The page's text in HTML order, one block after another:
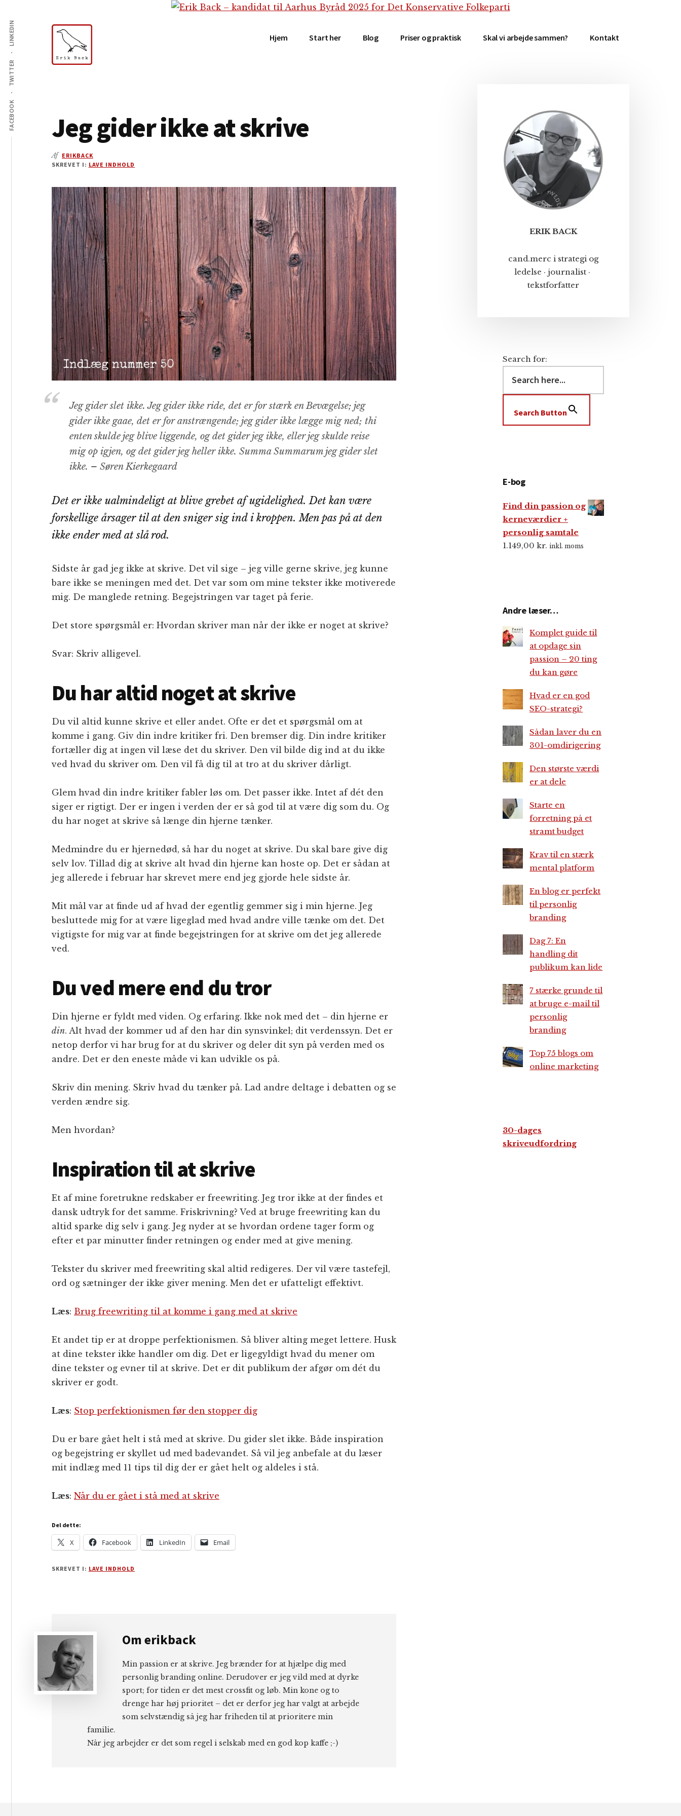
indhold
primær
sidebar
footer
menu
FACEBOOK
TWITTER
LINKEDIN
blog,
e-
sociale
Hjem Start her Blog Priser og praktisk Skal vi arbejde sammen? Kontakt
Jeg gider ikke at skrive
Af ERIKBACK
SKREVET I: LAVE INDHOLD
Jeg gider slet ikke. Jeg gider ikke ride, det er for stærk en Bevægelse; jeg
gider ikke gaae, det er for anstrængende; jeg gider ikke lægge mig ned; thi
enten skulde jeg blive liggende, og det gider jeg ikke, eller jeg skulde reise
mig op igjen, og det gider jeg heller ikke. Summa Summarum jeg gider slet
ikke. – Søren Kierkegaard
Det er ikke ualmindeligt at blive grebet af ugidelighed. Det kan være
forskellige årsager til at den sniger sig ind i kroppen. Men pas på at den
ikke ender med at slå rod.
Sidste år gad jeg ikke at skrive. Det vil sige – jeg ville gerne skrive, jeg kunne
bare ikke se meningen med det. Det var som om mine tekster ikke motiverede
mig. De manglede retning. Begejstringen var taget på ferie.
Det store spørgsmål er: Hvordan skriver man når der ikke er noget at skrive?
Svar: Skriv alligevel.
Du har altid noget at skrive
Du vil altid kunne skrive et eller andet. Ofte er det et spørgsmål om at
komme i gang. Giv din indre kritiker fri. Den bremser dig. Din indre kritiker
fortæller dig at ingen vil læse det du skriver. Den vil bilde dig ind at du ikke
ved hvad du skriver om. Den vil få dig til at tro at du skriver dårligt.
Glem hvad din indre kritiker fabler løs om. Det passer ikke. Intet af dét den
siger er rigtigt. Der er ingen i verden der er så god til at være dig som du. Og
du har noget at skrive så længe din hjerne tænker.
Medmindre du er hjernedød, så har du noget at skrive. Du skal bare give dig
selv lov. Tillad dig at skrive alt hvad din hjerne kan hoste op. Det er sådan at
jeg allerede i februar har skrevet mere end jeg gjorde hele sidste år.
Mit mål var at finde ud af hvad der egentlig gemmer sig i min hjerne. Jeg
besluttede mig for at være ligeglad med hvad andre ville tænke om det. Det
vigtigste for mig var at finde begejstringen for at skrive om det jeg allerede
ved.
Du ved mere end du tror
Din hjerne er fyldt med viden. Og erfaring. Ikke nok med det – din hjerne er
din. Alt hvad der kommer ud af den har din synsvinkel; dit verdenssyn. Det er
netop derfor vi har brug for at du skriver og deler dit syn på verden med os
andre. Det er den eneste måde vi kan udvikle os på.
Skriv din mening. Skriv hvad du tænker på. Lad andre deltage i debatten og se
verden ændre sig.
Men hvordan?
Inspiration til at skrive
Et af mine foretrukne redskaber er freewriting. Jeg tror ikke at der findes et
dansk udtryk for det samme. Friskrivning? Ved at bruge freewriting kan du
altid sparke dig selv i gang. Jeg nyder at se hvordan ordene tager form og
efter et par minutter finder retningen og ender med at give mening.
Tekster du skriver med freewriting skal altid redigeres. Der vil være tastefejl,
ord og sætninger der ikke giver mening. Men det er ufatteligt effektivt.
Læs: Brug freewriting til at komme i gang med at skrive
Et andet tip er at droppe perfektionismen. Så bliver alting meget lettere. Husk
at dine tekster ikke handler om dig. Det er ligegyldigt hvad du mener om
dine tekster og evner til at skrive. Det er dit publikum der afgør om dét du
skriver er godt.
Læs: Stop perfektionismen før den stopper dig
Du er bare gået helt i stå med at skrive. Du gider slet ikke. Både inspiration
og begejstring er skyllet ud med badevandet. Så vil jeg anbefale at du læser
mit indlæg med 11 tips til dig der er gået helt og aldeles i stå.
Læs: Når du er gået i stå med at skrive
Del dette:
X Facebook LinkedIn Email
SKREVET I: LAVE INDHOLD
Om erikback
Min passion er at skrive. Jeg brænder for at hjælpe dig med
personlig branding online. Derudover er jeg vild med at dyrke
sport; for tiden er det mest crossfit og løb. Min kone og to
drenge har høj prioritet – det er derfor jeg har valgt at arbejde
som selvstændig så jeg har friheden til at prioritere min
familie.
Når jeg arbejder er det som regel i selskab med en god kop kaffe ;-)
Primær
Sidebar
ERIK BACK
cand.merc i strategi og
ledelse · journalist ·
tekstforfatter
Search for:
Search Button
E-bog
Find din passion og
kerneværdier +
personlig samtale
1.149,00 kr. inkl. moms
Andre læser…
Komplet guide til
at opdage sin
passion – 20 ting
du kan gøre
Hvad er en god
SEO-strategi?
Sådan laver du en
301-omdirigering
Den største værdi
er at dele
Starte en
forretning på et
stramt budget
Krav til en stærk
mental platform
En blog er perfekt
til personlig
branding
Dag 7: En
handling dit
publikum kan lide
7 stærke grunde til
at bruge e-mail til
personlig
branding
Top 75 blogs om
online marketing
30-dages
skriveudfordring